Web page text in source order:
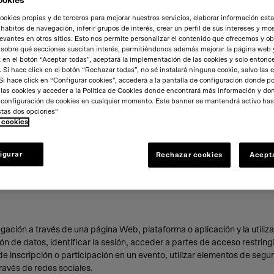
desde equipo o dominio gestionado por el propio editor o
del usuario desde un equipo o dominio que no es gestionado
y almacenar datos mientras el usuario accede a una página Web.
siguen almacenados en el terminal y pueden ser accedidos y
a través de una página Web, plataforma o aplicación y la
de datos, identificar la sesión, acceder a partes de acceso
inscripción o participación en un evento, utilizar elementos de
de redes sociales.
propias y de terceros para mejorar nuestros servicios, elaborar información
de navegación, inferir grupos de interés, crear un perfil de sus intereses y
en otros sitios. Esto nos permite personalizar el contenido que ofrecemos y
qué secciones suscitan interés, permitiéndonos además mejorar la página web
en el botón “Aceptar todas”, aceptará la implementación de las cookies y solo
Si hace click en el botón “Rechazar todas”, no sé instalará ninguna cookie, salvo las
hace click en “Configurar cookies”, accederá a la pantalla de configuración donde
cookies y acceder a la Política de Cookies donde encontrará más información y
de cookies en cualquier momento. Este banner se mantendrá activo
dos opciones”
cookies
Rechazar cookies